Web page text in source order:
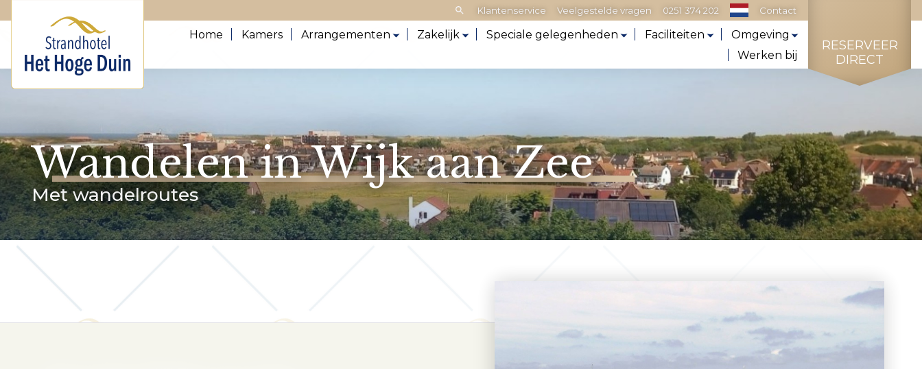
Zoeken:Klantenservice Veelgestelde vragen 0251 374 202 Contact
Home Kamers Arrangementen Zakelijk Speciale gelegenheden Faciliteiten
Omgeving
Werken bij
RESERVEER
DIRECT
Wandelen in Wijk aan Zee
Met wandelroutes